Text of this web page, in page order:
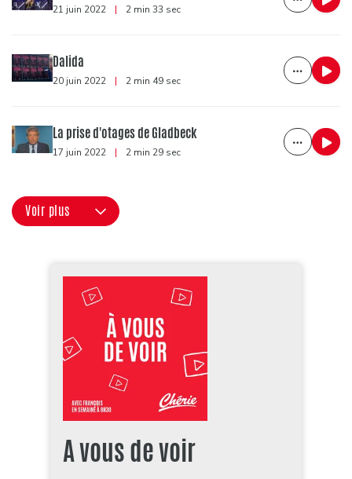
21 juin 2022 | 2 min 33 sec
Dalida
20 juin 2022 | 2 min 49 sec
La prise d'otages de Gladbeck
17 juin 2022 | 2 min 29 sec
Voir plus
A vous de voir